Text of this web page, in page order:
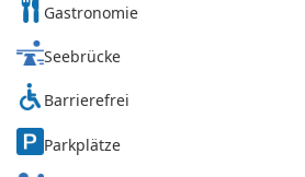
Gastronomie
Seebrücke
Barrierefrei
Parkplätze